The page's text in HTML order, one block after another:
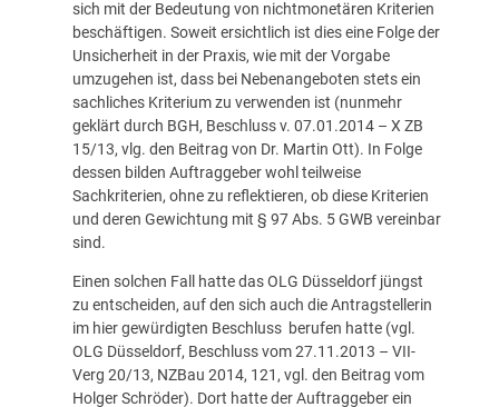
sich mit der Bedeutung von nichtmonetären Kriterien
beschäftigen. Soweit ersichtlich ist dies eine Folge der
Unsicherheit in der Praxis, wie mit der Vorgabe
umzugehen ist, dass bei Nebenangeboten stets ein
sachliches Kriterium zu verwenden ist (nunmehr
geklärt durch BGH, Beschluss v. 07.01.2014 – X ZB
15/13, vlg. den Beitrag von Dr. Martin Ott). In Folge
dessen bilden Auftraggeber wohl teilweise
Sachkriterien, ohne zu reflektieren, ob diese Kriterien
und deren Gewichtung mit § 97 Abs. 5 GWB vereinbar
sind.
Einen solchen Fall hatte das OLG Düsseldorf jüngst
zu entscheiden, auf den sich auch die Antragstellerin
im hier gewürdigten Beschluss berufen hatte (vgl.
OLG Düsseldorf, Beschluss vom 27.11.2013 – VII-
Verg 20/13, NZBau 2014, 121, vgl. den Beitrag vom
Holger Schröder). Dort hatte der Auftraggeber ein